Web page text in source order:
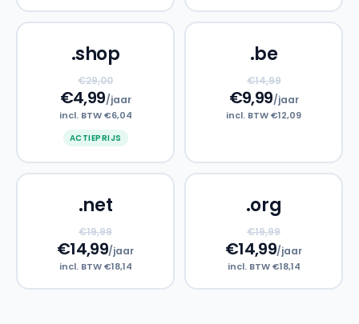
.shop
€29,00
€4,99/jaar
incl. BTW €6,04
ACTIEPRIJS
.be
€14,99
€9,99/jaar
incl. BTW €12,09
.net
€19,99
€14,99/jaar
incl. BTW €18,14
.org
€19,99
€14,99/jaar
incl. BTW €18,14